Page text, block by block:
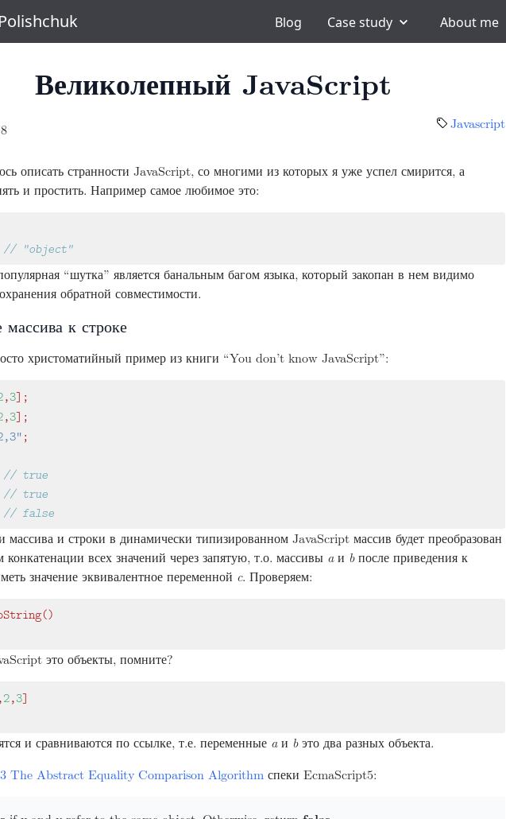
Blog Case study About me
Великолепный JavaScript
Javascript
описать странности JavaScript, со многими из которых я уже успел смирится, а
и простить. Например самое любимое это:
“шутка” является банальным багом языка, который закопан в нем видимо
обратной совместимости.
к строке
христоматийный пример из книги “You don’t know JavaScript”:
,3];
,3];
;
массива и строки в динамически типизированном JavaScript массив будет преобразован
конкатенации всех значений через запятую, т.о. массивы aи bпосле приведения к
значение эквивалентное переменной c. Проверяем:
()
это объекты, помните?
,2,3]
и сравниваются по ссылке, т.е. переменные aи bэто два разных объекта.
The Abstract Equality Comparison Algorithm спеки EcmaScript5: